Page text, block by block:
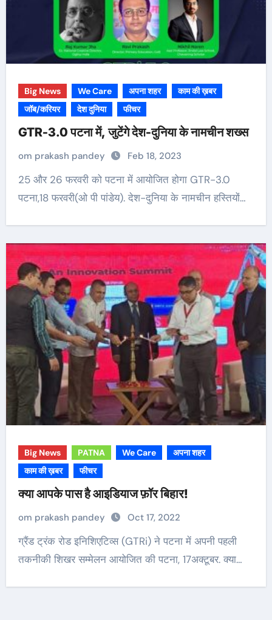
Big News We Care अपना शहर
काम की ख़बर
जॉब/करियर
देश दुनिया फीचर
GTR-3.0 पटना में, जुटेंगे देश-दुनिया के नामचीन शख्स
om prakash pandey Feb 18, 2023
25 और 26 फरवरी को पटना में आयोजित होगा GTR-3.0
पटना,18 फरवरी(ओ पी पांडेय). देश-दुनिया के नामचीन हस्तियों…
Big News PATNA We Care
अपना शहर
काम की ख़बर
फीचर
क्या आपके पास है आइडियाज फ़ॉर बिहार!
om prakash pandey Oct 17, 2022
ग्रैंड ट्रंक रोड इनिशिएटिव्स (GTRi) ने पटना में अपनी पहली
तकनीकी शिखर सम्मेलन आयोजित की पटना, 17अक्टूबर. क्या…